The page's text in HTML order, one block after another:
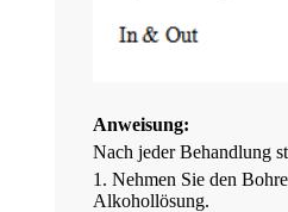
Anweisung:
Nach jeder Behandlung
1. Nehmen Sie den
Alkohollösung.